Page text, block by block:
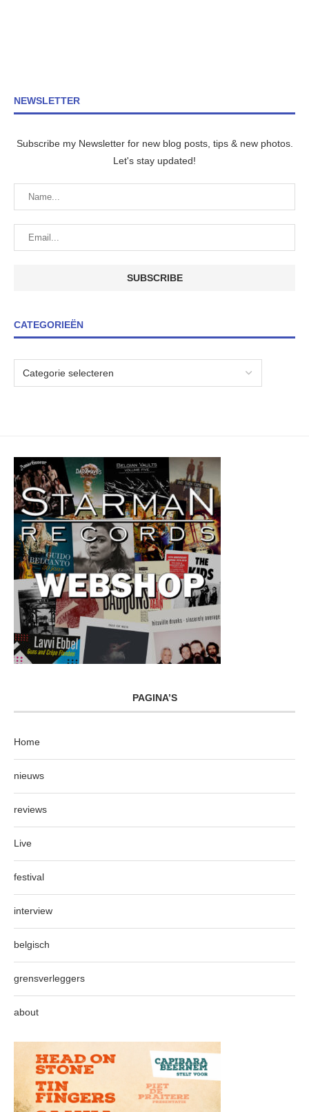
NEWSLETTER
Subscribe my Newsletter for new blog posts, tips & new photos.
Let's stay updated!
CATEGORIEËN
PAGINA’S
Home
nieuws
reviews
Live
festival
interview
belgisch
grensverleggers
about